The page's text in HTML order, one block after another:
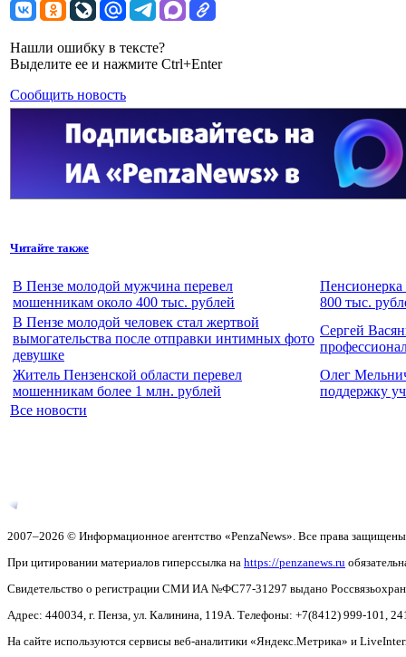
Нашли ошибку в тексте?
Выделите ее и нажмите Ctrl+Enter
Сообщить новость
Читайте также
В Пензе молодой мужчина перевел
мошенникам около 400 тыс. рублей
Пенсионерка
800 тыс.
В Пензе молодой человек стал жертвой
вымогательства после отправки интимных фото
девушке
Сергей
Житель Пензенской области перевел
мошенникам более 1 млн. рублей
Олег
поддержку
Все новости
2007–2026 © Информационное агентство «PenzaNews». Все права
При цитировании материалов гиперссылка на https://penzanews.ru
Свидетельство о регистрации СМИ ИА №ФС77-31297 выдано
Адрес: 440034, г. Пенза, ул. Калинина, 119А. Телефоны: +7(8412) 999-101,
На сайте используются сервисы веб-аналитики «Яндекс.Метрика» и